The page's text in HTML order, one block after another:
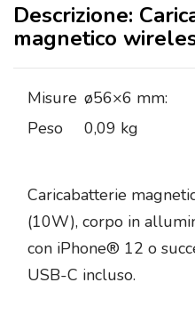
Descrizione:
magnetico
Misure ø56×6 mm:
Peso
0,09 kg
Caricabatterie
(10W), corpo in
con iPhone® 12 o
USB-C incluso.